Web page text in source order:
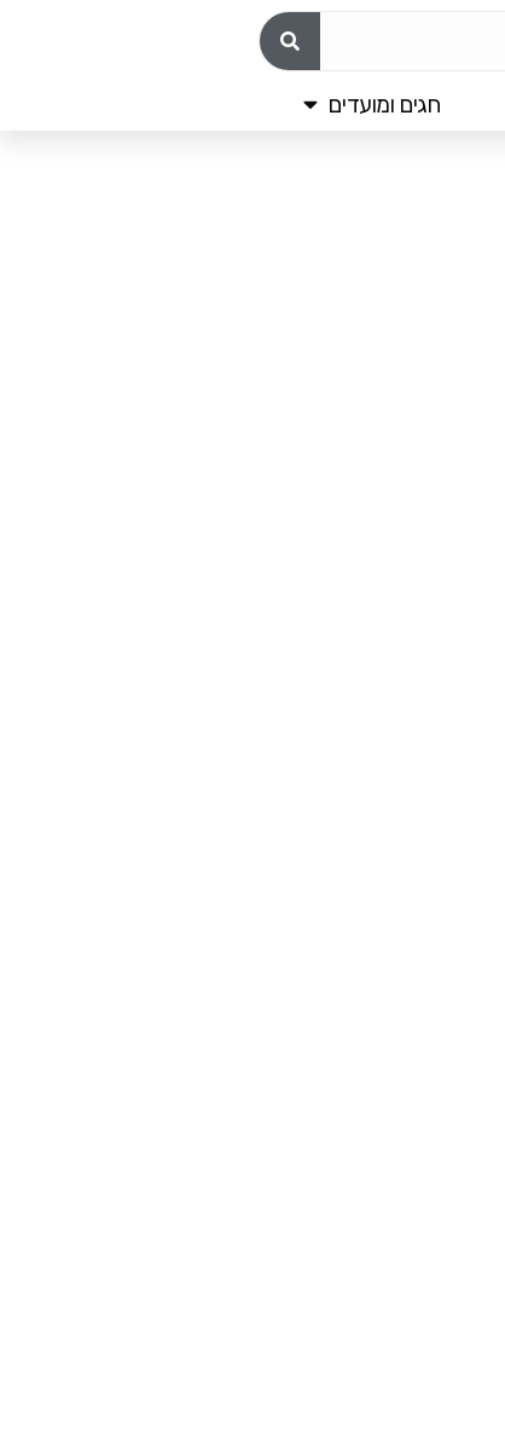
חגים ומועדים